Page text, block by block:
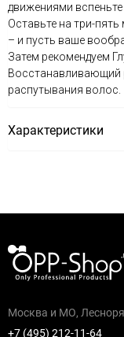
движениями
Оставьте на три-
– и пусть ваше
Затем рекомендуем
Восстанавливающий
распутывания волос.
Характеристики
Москва и МО,
+7 (495) 212-11-64